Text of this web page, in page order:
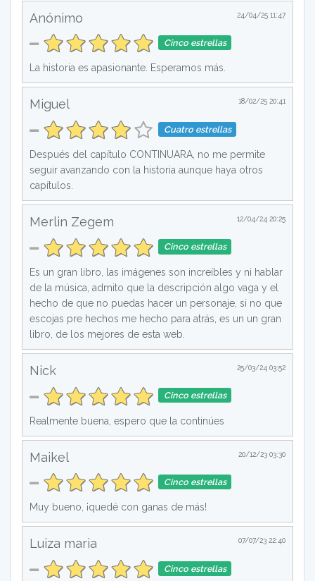
24/04/25 11:47
Anónimo
Cinco estrellas
La historia es apasionante. Esperamos más.
18/02/25 20:41
Miguel
Cuatro estrellas
Después del capítulo CONTINUARA, no me permite
seguir avanzando con la historia aunque haya otros
capítulos.
12/04/24 20:25
Merlin Zegem
Cinco estrellas
Es un gran libro, las imágenes son increíbles y ni hablar
de la música, admito que la descripción algo vaga y el
hecho de que no puedas hacer un personaje, si no que
escojas pre hechos me hecho para atrás, es un un gran
libro, de los mejores de esta web.
25/03/24 03:52
Nick
Cinco estrellas
Realmente buena, espero que la continúes
20/12/23 03:30
Maikel
Cinco estrellas
Muy bueno, ¡quedé con ganas de más!
07/07/23 22:40
Luiza maria
Cinco estrellas